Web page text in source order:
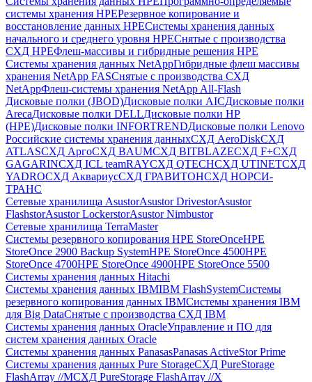
системы хранения HPEРезервное копирование и
восстановление данных HPEСистемы хранения данных
начального и среднего уровня HPEСнятые с производства
СХД HPEФлеш-массивы и гибридные решения HPE
Cистемы хранения данных NetAppГибридные флеш массивы
хранения NetApp FASСнятые с производства СХД
NetAppФлеш-системы хранения NetApp All-Flash
Дисковые полки (JBOD)Дисковые полки AICДисковые полки
ArecaДисковые полки DELLДисковые полки HP
(HPE)Дисковые полки INFORTRENDДисковые полки Lenovo
Российские системы хранения данныхСХД AeroDiskСХД
ATLASСХД AргоСХД BAUMСХД BITBLAZEСХД F+СХД
GAGARINСХД ICL teamRAYСХД QTECHСХД UTINETСХД
YADROСХД АквариусСХД ГРАВИТОНСХД НОРСИ-
ТРАНС
Сетевые хранилища AsustorAsustor DrivestorAsustor
FlashstorAsustor LockerstorAsustor Nimbustor
Сетевые хранилища TerraMaster
Системы резервного копирования HPE StoreOnceHPE
StoreOnce 2900 Backup SystemHPE StoreOnce 4500HPE
StoreOnce 4700HPE StoreOnce 4900HPE StoreOnce 5500
Системы хранения данных Hitachi
Системы хранения данных IBMIBM FlashSystemСистемы
резервного копирования данных IBMСистемы хранения IBM
для Big DataСнятые с производства СХД IBM
Системы хранения данных OracleУправление и ПО для
систем хранения данных Oracle
Системы хранения данных PanasasPanasas ActiveStor Prime
Системы хранения данных Pure StorageСХД PureStorage
FlashArray //MСХД PureStorage FlashArray //X